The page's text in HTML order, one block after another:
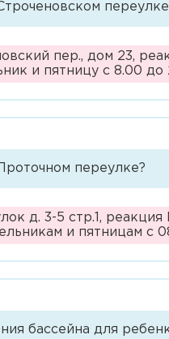
пер., дом 23,
и пятницу с 8.00
переулке?
д. 3-5 стр.1,
и пятницам
бассейна для